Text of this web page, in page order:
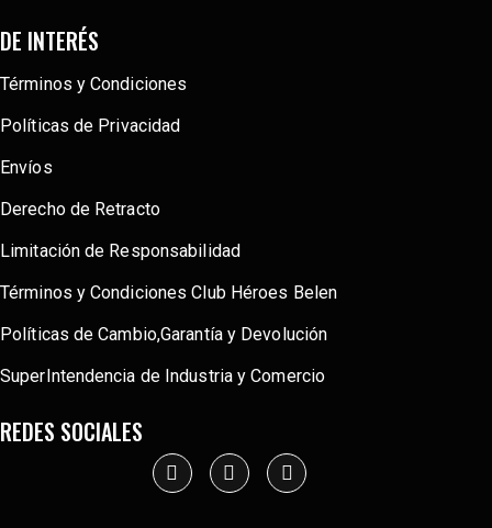
DE INTERÉS
Términos y Condiciones
Políticas de Privacidad
Envíos
Derecho de Retracto
Limitación de Responsabilidad
Términos y Condiciones Club Héroes Belen
Políticas de Cambio,Garantía y Devolución
SuperIntendencia de Industria y Comercio
REDES SOCIALES